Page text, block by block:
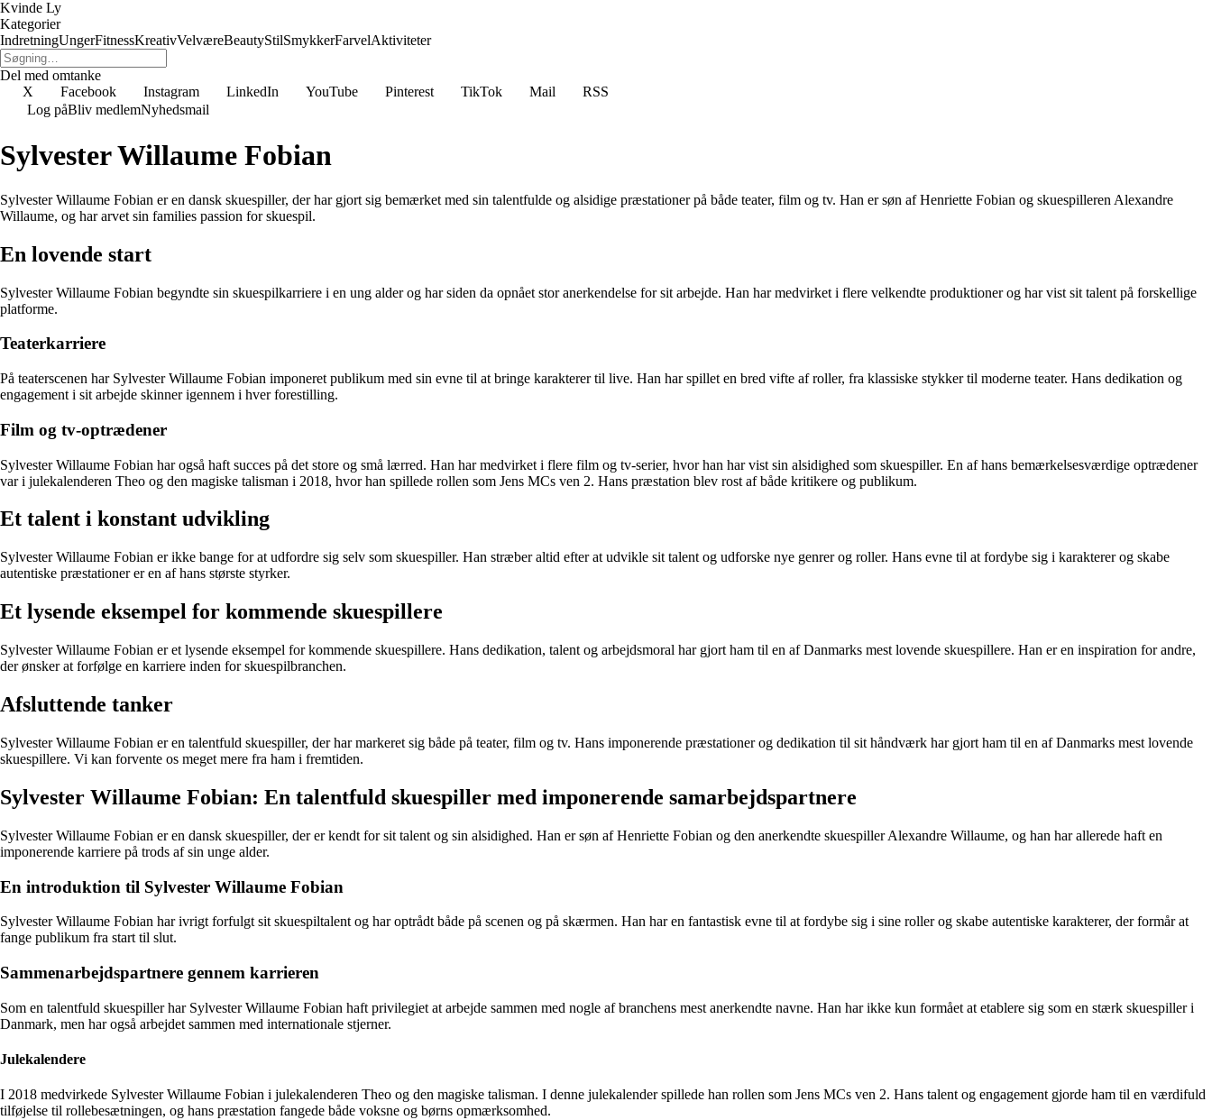
Kvinde Ly
Kategorier
IndretningUngerFitnessKreativVelværeBeautyStilSmykkerFarvelAktiviteter
Del med omtanke
X
Facebook Instagram LinkedIn YouTube Pinterest TikTok Mail
RSS
Log påBliv medlemNyhedsmail
Sylvester Willaume Fobian
Sylvester Willaume Fobian er en dansk skuespiller, der har gjort sig bemærket med sin talentfulde og alsidige præstationer på både teater, film og tv. Han er søn af Henriette Fobian og skuespilleren Alexandre
Willaume, og har arvet sin families passion for skuespil.
En lovende start
Sylvester Willaume Fobian begyndte sin skuespilkarriere i en ung alder og har siden da opnået stor anerkendelse for sit arbejde. Han har medvirket i flere velkendte produktioner og har vist sit talent på forskellige
platforme.
Teaterkarriere
På teaterscenen har Sylvester Willaume Fobian imponeret publikum med sin evne til at bringe karakterer til live. Han har spillet en bred vifte af roller, fra klassiske stykker til moderne teater. Hans dedikation og
engagement i sit arbejde skinner igennem i hver forestilling.
Film og tv-optrædener
Sylvester Willaume Fobian har også haft succes på det store og små lærred. Han har medvirket i flere film og tv-serier, hvor han har vist sin alsidighed som skuespiller. En af hans bemærkelsesværdige optrædener
var i julekalenderen Theo og den magiske talisman i 2018, hvor han spillede rollen som Jens MCs ven 2. Hans præstation blev rost af både kritikere og publikum.
Et talent i konstant udvikling
Sylvester Willaume Fobian er ikke bange for at udfordre sig selv som skuespiller. Han stræber altid efter at udvikle sit talent og udforske nye genrer og roller. Hans evne til at fordybe sig i karakterer og skabe
autentiske præstationer er en af hans største styrker.
Et lysende eksempel for kommende skuespillere
Sylvester Willaume Fobian er et lysende eksempel for kommende skuespillere. Hans dedikation, talent og arbejdsmoral har gjort ham til en af Danmarks mest lovende skuespillere. Han er en inspiration for andre,
der ønsker at forfølge en karriere inden for skuespilbranchen.
Afsluttende tanker
Sylvester Willaume Fobian er en talentfuld skuespiller, der har markeret sig både på teater, film og tv. Hans imponerende præstationer og dedikation til sit håndværk har gjort ham til en af Danmarks mest lovende
skuespillere. Vi kan forvente os meget mere fra ham i fremtiden.
Sylvester Willaume Fobian: En talentfuld skuespiller med imponerende samarbejdspartnere
Sylvester Willaume Fobian er en dansk skuespiller, der er kendt for sit talent og sin alsidighed. Han er søn af Henriette Fobian og den anerkendte skuespiller Alexandre Willaume, og han har allerede haft en
imponerende karriere på trods af sin unge alder.
En introduktion til Sylvester Willaume Fobian
Sylvester Willaume Fobian har ivrigt forfulgt sit skuespiltalent og har optrådt både på scenen og på skærmen. Han har en fantastisk evne til at fordybe sig i sine roller og skabe autentiske karakterer, der formår at
fange publikum fra start til slut.
Sammenarbejdspartnere gennem karrieren
Som en talentfuld skuespiller har Sylvester Willaume Fobian haft privilegiet at arbejde sammen med nogle af branchens mest anerkendte navne. Han har ikke kun formået at etablere sig som en stærk skuespiller i
Danmark, men har også arbejdet sammen med internationale stjerner.
Julekalendere
I 2018 medvirkede Sylvester Willaume Fobian i julekalenderen Theo og den magiske talisman. I denne julekalender spillede han rollen som Jens MCs ven 2. Hans talent og engagement gjorde ham til en værdifuld
tilføjelse til rollebesætningen, og hans præstation fangede både voksne og børns opmærksomhed.